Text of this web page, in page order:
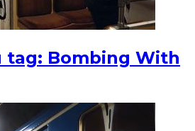
tag: Bombing With